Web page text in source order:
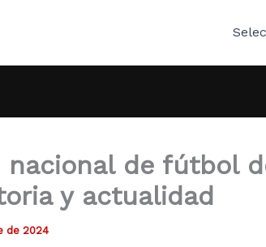
nacional de fútbol
y actualidad
de 2024